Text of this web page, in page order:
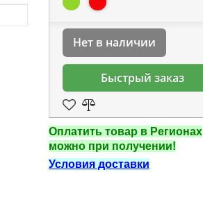
Нет в наличии
Быстрый заказ
Оплатить товар в Регионах
можно при получении!
Условия доставки